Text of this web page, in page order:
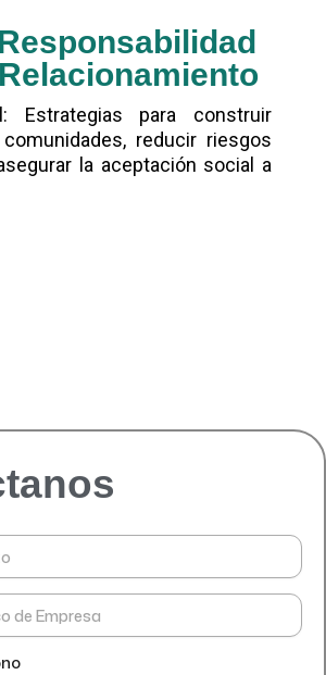
Estrategias para construir
reducir riesgos
la aceptación social a